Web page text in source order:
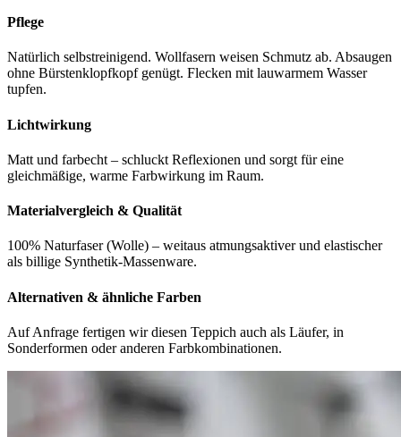
Pflege
Natürlich selbstreinigend. Wollfasern weisen Schmutz ab. Absaugen
ohne Bürstenklopfkopf genügt. Flecken mit lauwarmem Wasser
tupfen.
Lichtwirkung
Matt und farbecht – schluckt Reflexionen und sorgt für eine
gleichmäßige, warme Farbwirkung im Raum.
Materialvergleich & Qualität
100% Naturfaser (Wolle) – weitaus atmungsaktiver und elastischer
als billige Synthetik-Massenware.
Alternativen & ähnliche Farben
Auf Anfrage fertigen wir diesen Teppich auch als Läufer, in
Sonderformen oder anderen Farbkombinationen.